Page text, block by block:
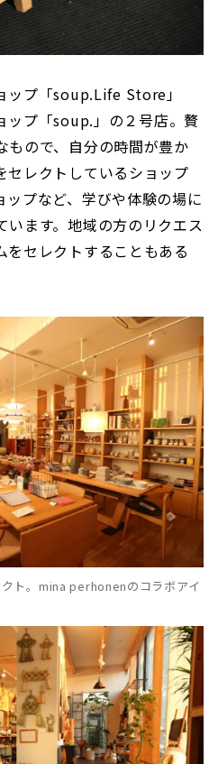
ップ「soup.Life Store」
ップ「soup.」の２号店。贅
もので、自分の時間が豊か
セレクトしているショップ
ップなど、学びや体験の場に
います。地域の方のリクエス
をセレクトすることもある
ト。mina perhonenのコラボアイ